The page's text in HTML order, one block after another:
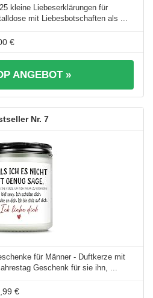
kleine Liebeserklärungen für
mit Liebesbotschaften als ...
€
ANGEBOT »
7
für Männer - Duftkerze mit
Geschenk für sie ihn, ...
€